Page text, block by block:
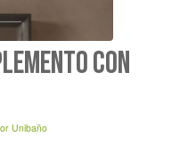
CON
Unibaño